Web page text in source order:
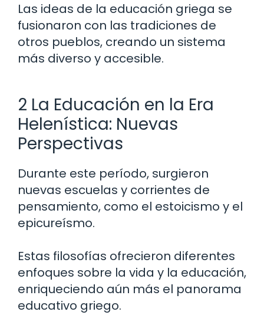
Las ideas de la educación griega se
fusionaron con las tradiciones de
otros pueblos, creando un sistema
más diverso y accesible.
2 La Educación en la Era
Helenística: Nuevas
Perspectivas
Durante este período, surgieron
nuevas escuelas y corrientes de
pensamiento, como el estoicismo y el
epicureísmo.
Estas filosofías ofrecieron diferentes
enfoques sobre la vida y la educación,
enriqueciendo aún más el panorama
educativo griego.